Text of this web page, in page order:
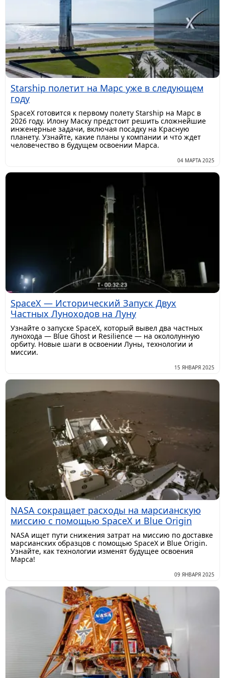
Starship полетит на Марс уже в следующем
году
SpaceX готовится к первому полету Starship на Марс в
2026 году. Илону Маску предстоит решить сложнейшие
инженерные задачи, включая посадку на Красную
планету. Узнайте, какие планы у компании и что ждет
человечество в будущем освоении Марса.
04 МАРТА 2025
SpaceX — Исторический Запуск Двух
Частных Луноходов на Луну
Узнайте о запуске SpaceX, который вывел два частных
лунохода — Blue Ghost и Resilience — на окололунную
орбиту. Новые шаги в освоении Луны, технологии и
миссии.
15 ЯНВАРЯ 2025
NASA сокращает расходы на марсианскую
миссию с помощью SpaceX и Blue Origin
NASA ищет пути снижения затрат на миссию по доставке
марсианских образцов с помощью SpaceX и Blue Origin.
Узнайте, как технологии изменят будущее освоения
Марса!
09 ЯНВАРЯ 2025